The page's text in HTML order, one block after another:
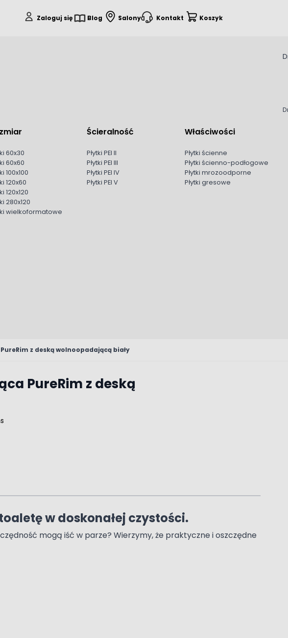
Zaloguj się Blog Salony Kontakt Koszyk
60x30
60x60
100x100
120x60
120x120
280x120
wielkoformatowe
Ścieralność
Płytki PEI II
Płytki PEI III
Płytki PEI IV
Płytki PEI V
Właściwości
Płytki ścienne
Płytki ścienno-podłogowe
Płytki mrozoodporne
Płytki gresowe
z deską wolnoopadającą biały
PureRim z deską
w doskonałej czystości.
mogą iść w parze? Wierzymy, że praktyczne i oszczędne